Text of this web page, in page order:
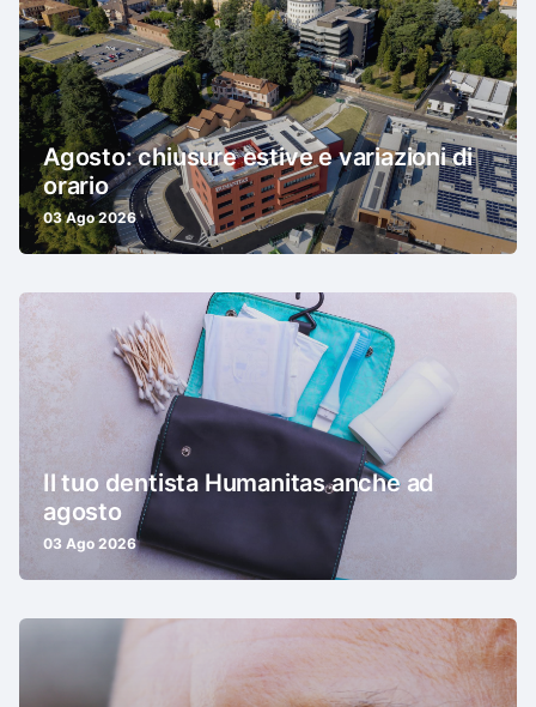
Agosto: chiusure estive e variazioni di
orario
03 Ago 2026
Il tuo dentista Humanitas anche ad
agosto
03 Ago 2026